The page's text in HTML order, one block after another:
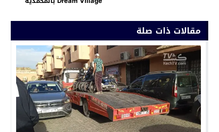
مقالات ذات صلة